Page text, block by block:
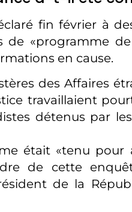
fin février à
de «programme
en cause.
des Affaires
travaillaient
détenus par
était «tenu pour
de cette
de la